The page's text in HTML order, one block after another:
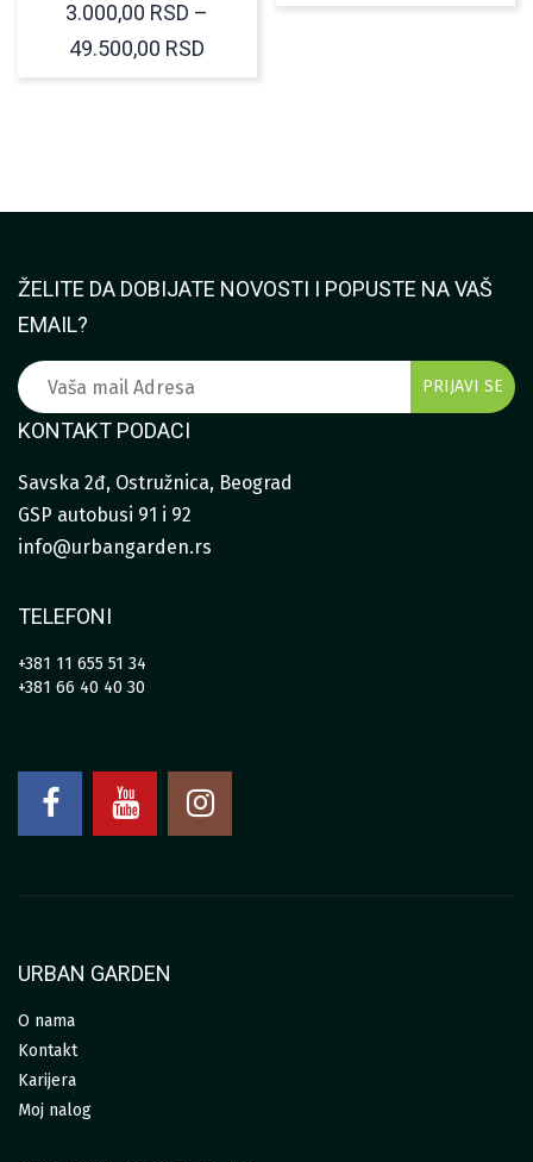
3.000,00 RSD –
49.500,00 RSD
ŽELITE DA DOBIJATE NOVOSTI I POPUSTE NA VAŠ
EMAIL?
KONTAKT PODACI
Savska 2đ, Ostružnica, Beograd
GSP autobusi 91 i 92
info@urbangarden.rs
TELEFONI
+381 11 655 51 34
+381 66 40 40 30
URBAN GARDEN
O nama
Kontakt
Karijera
Moj nalog